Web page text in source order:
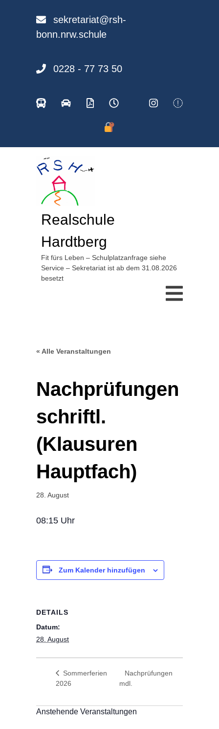
sekretariat@rsh-
bonn.nrw.schule
0228 - 77 73 50
Realschule
Hardtberg
Fit fürs Leben – Schulplatzanfrage siehe
Service – Sekretariat ist ab dem 31.08.2026
besetzt
« Alle Veranstaltungen
Nachprüfungen
schriftl.
(Klausuren
Hauptfach)
28. August
08:15 Uhr
Zum Kalender hinzufügen
DETAILS
Datum:
28. August
Sommerferien
2026
Nachprüfungen
mdl.
Anstehende Veranstaltungen